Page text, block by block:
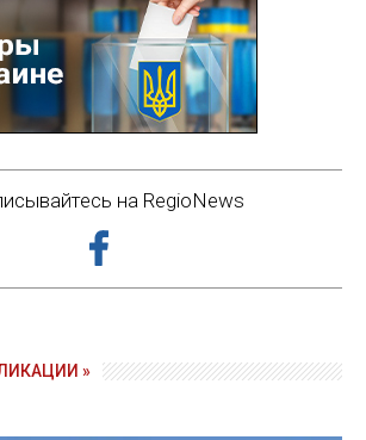
на RegioNews
»